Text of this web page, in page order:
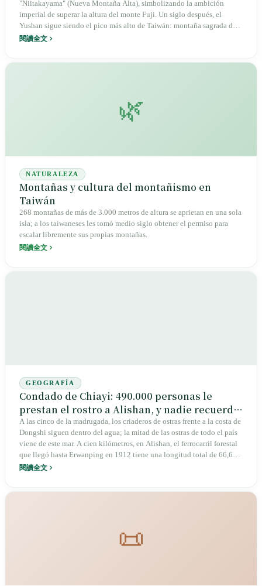
"Niitakayama" (Nueva Montaña Alta), simbolizando la ambición
imperial de superar la altura del monte Fuji. Un siglo después, el
Yushan sigue siendo el pico más alto de Taiwán: montaña sagrada de
los pueblos indígenas, presencia en los registros de la dinastía Qing,
閱讀全文
🌿
NATURALEZA
Montañas y cultura del montañismo en
Taiwán
268 montañas de más de 3.000 metros de altura se aprietan en una sola
isla; a los taiwaneses les tomó medio siglo obtener el permiso para
escalar libremente sus propias montañas.
閱讀全文
GEOGRAFÍA
Condado de Chiayi: 490.000 personas le
prestan el rostro a Alishan, y nadie recuerda
que la sede del condado está en Taibao
A las cinco de la madrugada, los criaderos de ostras frente a la costa de
Dongshi siguen dentro del agua; la mitad de las ostras de todo el país
viene de este mar. A cien kilómetros, en Alishan, el ferrocarril forestal
que llegó hasta Erwanping en 1912 tiene una longitud total de 66,6
kilómetros. En medio, junto a la estación Chiayi del tren de alta
condado rodean una ciudad de 270.000 habitantes que le fue
recortada, con un índice de envejecimiento de 174%, el más alto de
閱讀全文
📜